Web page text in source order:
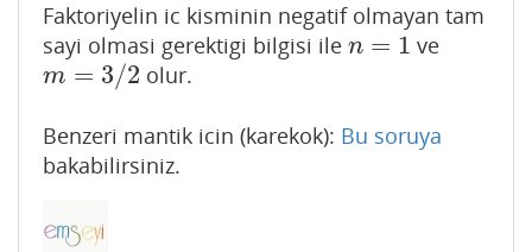
Faktoriyelin ic kisminin negatif olmayan tam
sayi olmasi gerektigi bilgisi ile n = 1
n=1 ve
m = 3/2
m= 3/ 2 olur.
Benzeri mantik icin (karekok): Bu soruya
bakabilirsiniz.